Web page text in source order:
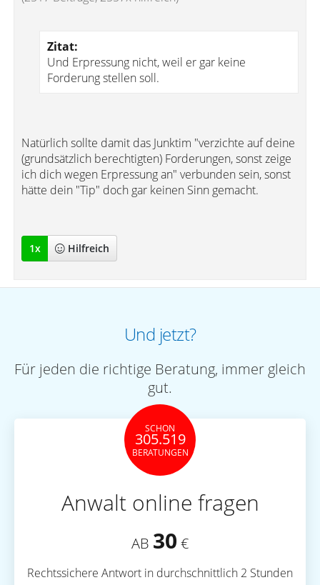
Zitat:
Und Erpressung nicht, weil er gar keine
Forderung stellen soll.
Natürlich sollte damit das Junktim "verzichte auf deine
(grundsätzlich berechtigten) Forderungen, sonst zeige
ich dich wegen Erpressung an" verbunden sein, sonst
hätte dein "Tip" doch gar keinen Sinn gemacht.
1x Hilfreich
Und jetzt?
Für jeden die richtige Beratung, immer gleich
gut.
SCHON
305.519
BERATUNGEN
Anwalt online fragen
AB 30 €
Rechtssichere Antwort in durchschnittlich 2 Stunden